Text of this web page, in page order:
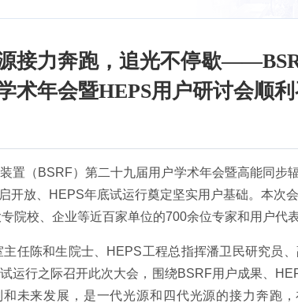
接力奔跑，追光不停歇
术年会暨HEPS用户研讨会顺
置（BSRF）第二十九届用户学术年会暨高能同步
开放、HEPS年底试运行奠定坚实用户基础。本次
院校、企业等近百家单位的700余位专家和用户代
任陈和生院士、HEPS工程总指挥潘卫民研究员
运行之际召开此次大会，围绕BSRF用户成果、
未来发展，是一代光源和四代光源的接力奔跑，